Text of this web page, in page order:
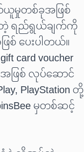
ယူမှုတစ်ခုအဖြစ်
တဲ့ ရည်ရွယ်ချက်ကို
ပေးပါတယ်။
voucher
အဖြစ် လုပ်ဆောင်
PlayStation တို့
မှတစ်ဆင့်